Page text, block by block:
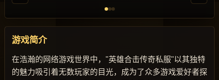
游戏简介
在浩瀚的网络游戏世界中，"英雄合击传奇私服"以其独特
的魅力吸引着无数玩家的目光，成为了众多游戏爱好者探